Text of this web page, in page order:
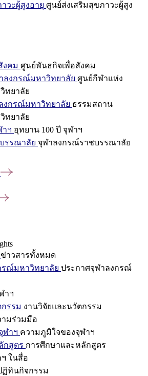
วะผู้สูงอายุ ศูนย์ส่งเสริมสุขภาวะผู้สูง
งคม ศูนย์พันธกิจเพื่อสังคม
ลงกรณ์มหาวิทยาลัย ศูนย์กีฬาแห่ง
ทยาลัย
งกรณ์มหาวิทยาลัย ธรรมสถาน
ทยาลัย
าฯ อุทยาน 100 ปี จุฬาฯ
รรณาลัย จุฬาลงกรณ์ราชบรรณาลัย
ข่าวสารทั้งหมด
รณ์มหาวิทยาลัย ประกาศจุฬาลงกรณ์
าฯ
รรม งานวิจัยและนวัตกรรม
ามร่วมมือ
ฬาฯ ความภูมิใจของจุฬาฯ
กสูตร การศึกษาและหลักสูตร
ในสื่อ
ฏิทินกิจกรรม